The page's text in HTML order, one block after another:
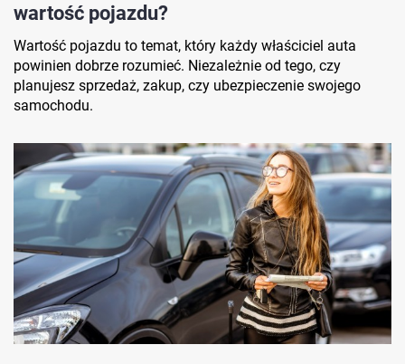
wartość pojazdu?
Wartość pojazdu to temat, który każdy właściciel auta
powinien dobrze rozumieć. Niezależnie od tego, czy
planujesz sprzedaż, zakup, czy ubezpieczenie swojego
samochodu.